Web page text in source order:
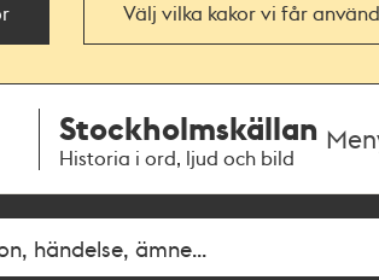
Välj vilka kakor vi får
Stockholmskällan
Historia i ord, ljud och bild